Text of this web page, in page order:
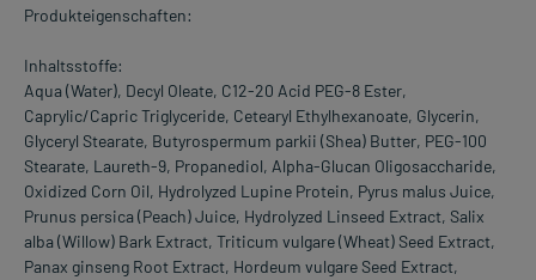
Produkteigenschaften:
Inhaltsstoffe:
Aqua (Water), Decyl Oleate, C12-20 Acid PEG-8 Ester,
Caprylic/Capric Triglyceride, Cetearyl Ethylhexanoate, Glycerin,
Glyceryl Stearate, Butyrospermum parkii (Shea) Butter, PEG-100
Stearate, Laureth-9, Propanediol, Alpha-Glucan Oligosaccharide,
Oxidized Corn Oil, Hydrolyzed Lupine Protein, Pyrus malus Juice,
Prunus persica (Peach) Juice, Hydrolyzed Linseed Extract, Salix
alba (Willow) Bark Extract, Triticum vulgare (Wheat) Seed Extract,
Panax ginseng Root Extract, Hordeum vulgare Seed Extract,